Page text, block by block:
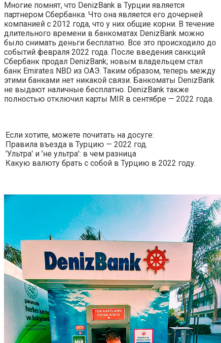
Многие помнят, что DenizBank в Турции является
партнером Сбербанка. Что она является его дочерней
компанией с 2012 года, что у них общие корни. В течение
длительного времени в банкоматах DenizBank можно
было снимать деньги бесплатно. Все это происходило до
событий февраля 2022 года. После введения санкций
Сбербанк продал DenizBank; новым владельцем стал
банк Emirates NBD из ОАЭ. Таким образом, теперь между
этими банками нет никакой связи. Банкоматы DenizBank
не выдают наличные бесплатно. DenizBank также
полностью отключил карты MIR в сентябре — 2022 года.
Если хотите, можете почитать на досуге:
Правила въезда в Турцию — 2022 год.
'Ультра' и 'не ультра': в чем разница
Какую валюту брать с собой в Турцию в 2022 году.